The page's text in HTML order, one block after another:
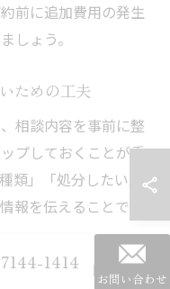
前に追加費用の発生
しょう。
ための工夫
相談内容を事前に整
プしておくことが重
類」「処分したい家
報を伝えることで見
には、無料相談や現
1414
お問い合わせ